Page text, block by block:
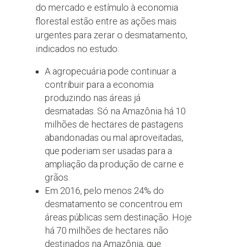
do mercado e estímulo à economia
florestal estão entre as ações mais
urgentes para zerar o desmatamento,
indicados no estudo:
A agropecuária pode continuar a
contribuir para a economia
produzindo nas áreas já
desmatadas. Só na Amazônia há 10
milhões de hectares de pastagens
abandonadas ou mal aproveitadas,
que poderiam ser usadas para a
ampliação da produção de carne e
grãos.
Em 2016, pelo menos 24% do
desmatamento se concentrou em
áreas públicas sem destinação. Hoje
há 70 milhões de hectares não
destinados na Amazônia, que